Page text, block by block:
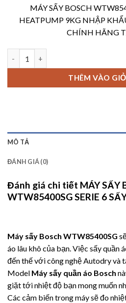
là:
MÁY SẤY BOSCH
HEATPUMP 9KG NHẬP
CHÍNH HÃNG
THÊM VÀO
MÔ TẢ
ĐÁNH GIÁ (0)
Đánh giá chi tiết MÁY SẤY
WTW85400SG SERIE 6
Máy sấy Bosch WTW85400SG
áo lâu khô của bạn. Việc sấy quần
đến thế với công nghệ Autodry và
Model Máy sấy quần áo Bosch
giặt tới nhiệt độ bạn mong muốn
Các cảm biến trong máy sẽ đo